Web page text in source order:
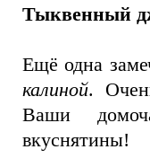
-----
•
•
Тыквенный
Ещё одна
калиной.
Ваши
вкуснятины!